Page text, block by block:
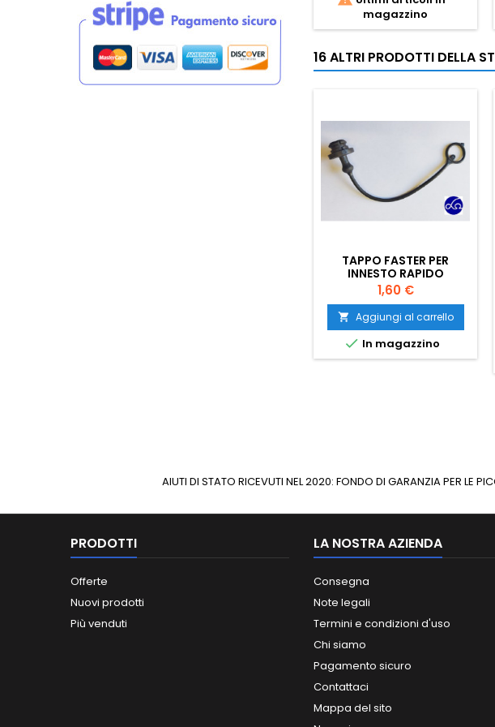
magazzino
16 ALTRI PRODOTTI DELLA
TAPPO FASTER PER
INNESTO RAPIDO
FEMMINA DA 1/2" COLORE
NERO
Prezzo
1,60 €
 Aggiungi al carrello
 In magazzino
AIUTI DI STATO RICEVUTI NEL 2020: FONDO DI GARANZIA PER LE
PRODOTTI
Offerte
Nuovi prodotti
Più venduti
LA NOSTRA AZIENDA
Consegna
Note legali
Termini e condizioni d'uso
Chi siamo
Pagamento sicuro
Contattaci
Mappa del sito